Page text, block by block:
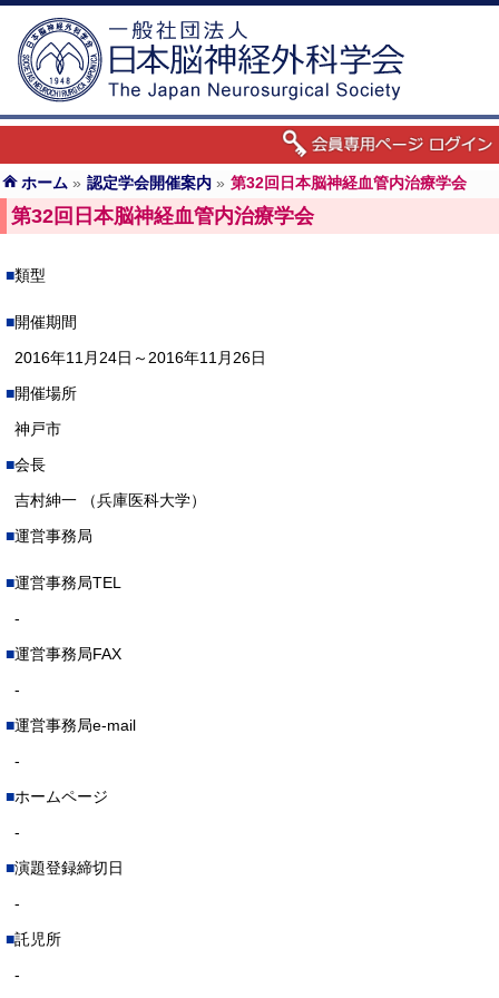
ホーム » 認定学会開催案内 » 第32回日本脳神経血管内治療学会
第32回日本脳神経血管内治療学会
類型
開催期間
2016年11月24日～2016年11月26日
開催場所
神戸市
会長
吉村紳一 （兵庫医科大学）
運営事務局
運営事務局TEL
-
運営事務局FAX
-
運営事務局e-mail
-
ホームページ
-
演題登録締切日
-
託児所
-